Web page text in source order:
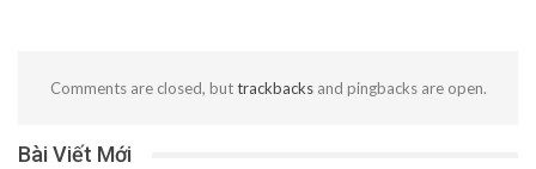
Comments are closed, buttrackbacksand pingbacks are open.
Bài Viết Mới